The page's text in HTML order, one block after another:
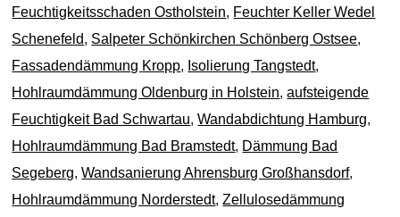
Feuchtigkeitsschaden Ostholstein, Feuchter Keller Wedel
Schenefeld, Salpeter Schönkirchen Schönberg Ostsee,
Fassadendämmung Kropp, Isolierung Tangstedt,
Hohlraumdämmung Oldenburg in Holstein,aufsteigende
Feuchtigkeit Bad Schwartau,Wandabdichtung Hamburg,
Hohlraumdämmung Bad Bramstedt, Dämmung Bad
Segeberg,Wandsanierung Ahrensburg Großhansdorf,
Hohlraumdämmung Norderstedt,Zellulosedämmung